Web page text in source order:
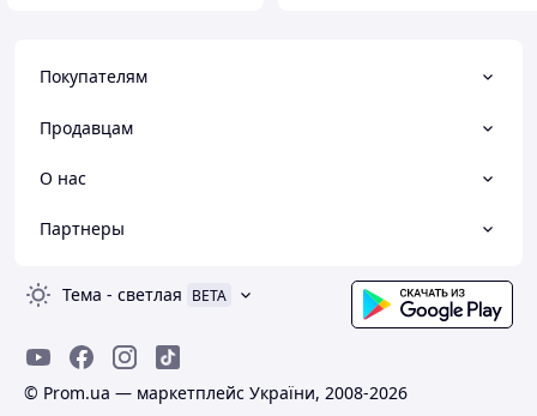
Покупателям
Продавцам
О нас
Партнеры
Тема - светлая BETA
© Prom.ua — маркетплейс України, 2008-2026